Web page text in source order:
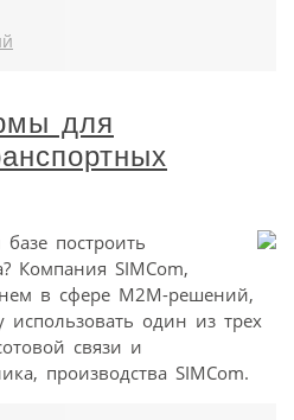
для
построить
Компания SIMCom,
в сфере М2М-решений,
использовать один из трех
связи и
производства SIMCom.